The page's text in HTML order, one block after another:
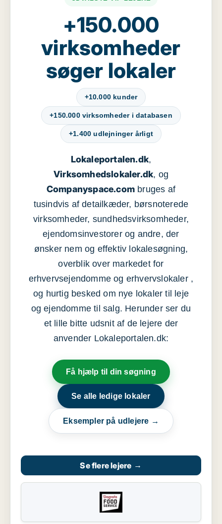
+150.000
virksomheder
søger lokaler
+10.000 kunder
+150.000 virksomheder i databasen
+1.400 udlejninger årligt
Lokaleportalen.dk,
Virksomhedslokaler.dk, og
Companyspace.com bruges af
tusindvis af detailkæder, børsnoterede
virksomheder, sundhedsvirksomheder,
ejendomsinvestorer og andre, der
ønsker nem og effektiv lokalesøgning,
overblik over markedet for
erhvervsejendomme og erhvervslokaler ,
og hurtig besked om nye lokaler til leje
og ejendomme til salg. Herunder ser du
et lille bitte udsnit af de lejere der
anvender Lokaleportalen.dk:
Få hjælp til din søgning
Se alle ledige lokaler
Eksempler på udlejere →
Se flere lejere →